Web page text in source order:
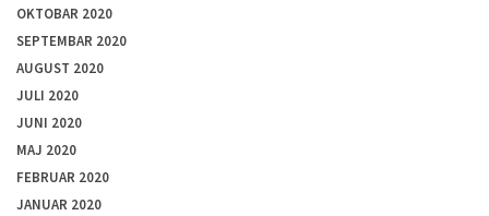
OKTOBAR 2020
SEPTEMBAR 2020
AUGUST 2020
JULI 2020
JUNI 2020
MAJ 2020
FEBRUAR 2020
JANUAR 2020